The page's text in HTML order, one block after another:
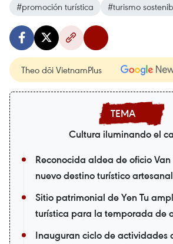
#promoción turística
#turismo
Theo dõi VietnamPlus
Cultura iluminando el
Reconocida aldea de oficio Van
nuevo destino turístico
Sitio patrimonial de Yen Tu
turística para la temporada de
Inauguran ciclo de actividades